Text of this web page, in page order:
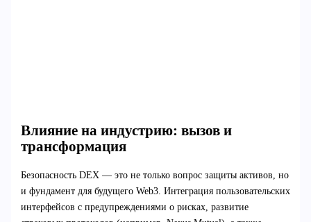
Влияние на индустрию: вызов и
трансформация
Безопасность DEX — это не только вопрос защиты активов, но
и фундамент для будущего Web3. Интеграция пользовательских
интерфейсов с предупреждениями о рисках, развитие